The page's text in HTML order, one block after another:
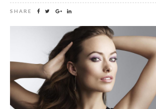
SHARE